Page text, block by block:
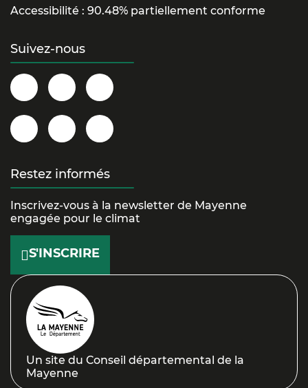
Accessibilité : 90.48% partiellement conforme
Suivez-nous
Département
de
la
sur
Facebook
@la.mayenne
sur
Instagram
@lamayenne
sur
Twitter/X
@la_mayenne
YouTube
Département
la
sur
LinkedIn
@lamayenne
TikTok
Restez informés
Inscrivez-vous à la newsletter de Mayenne
engagée pour le climat
S'INSCRIRE
Un site du Conseil départemental de la
Mayenne